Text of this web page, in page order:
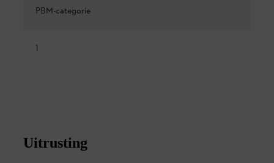
PBM-categorie
1
Uitrusting